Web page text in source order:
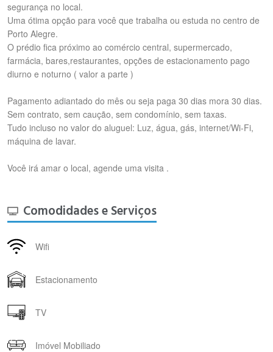
segurança no local.
Uma ótima opção para você que trabalha ou estuda no centro de
Porto Alegre.
O prédio fica próximo ao comércio central, supermercado,
farmácia, bares,restaurantes, opções de estacionamento pago
diurno e noturno ( valor a parte )
Pagamento adiantado do mês ou seja paga 30 dias mora 30 dias.
Sem contrato, sem caução, sem condomínio, sem taxas.
Tudo incluso no valor do aluguel: Luz, água, gás, internet/Wi-Fi,
máquina de lavar.
Você irá amar o local, agende uma visita .
Comodidades e Serviços
Wifi
Estacionamento
TV
Imóvel Mobiliado